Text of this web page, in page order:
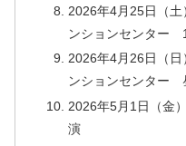
2026年4月25日（
ンションセンター
2026年4月26日（
ンションセンター
2026年5月1日（金
演